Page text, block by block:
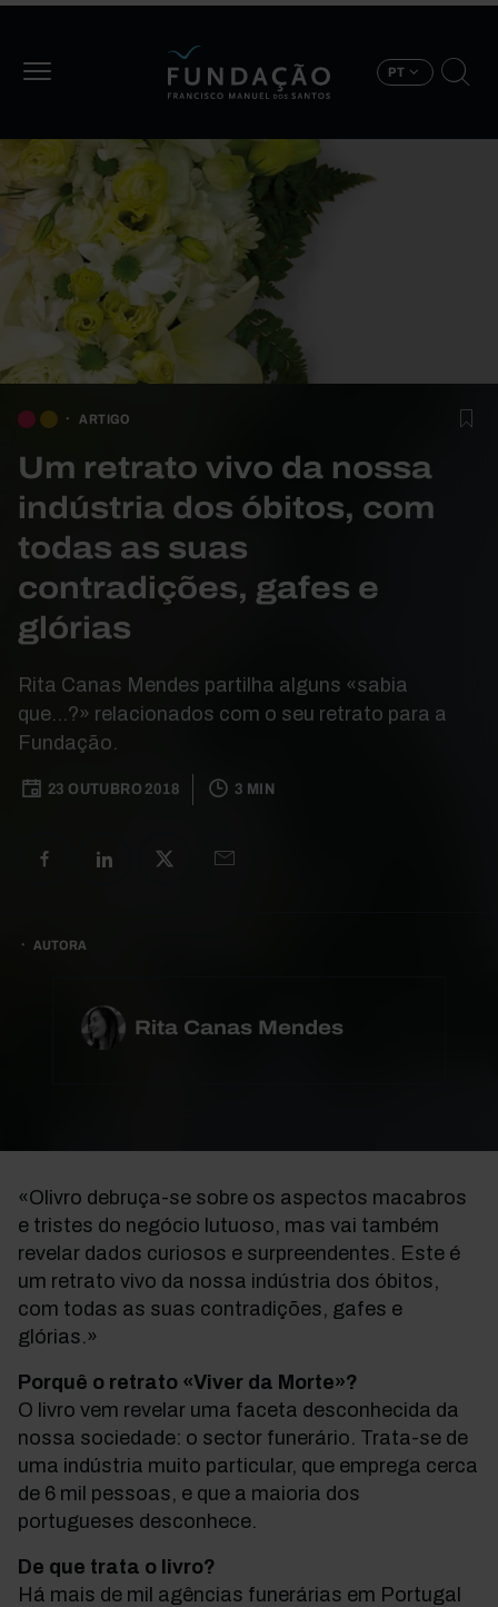
PT
ARTIGO
Um retrato vivo da nossa
indústria dos óbitos, com
todas as suas
contradições, gafes e
glórias
Rita Canas Mendes partilha alguns «sabia
que...?» relacionados com o seu retrato para a
Fundação.
23 OUTUBRO 2018 3 MIN
AUTORA
Rita Canas Mendes
«Olivro debruça-se sobre os aspectos macabros
e tristes do negócio lutuoso, mas vai também
revelar dados curiosos e surpreendentes. Este é
um retrato vivo da nossa indústria dos óbitos,
com todas as suas contradições, gafes e
glórias.»
Porquê o retrato «Viver da Morte»?
O livro vem revelar uma faceta desconhecida da
nossa sociedade: o sector funerário. Trata-se de
uma indústria muito particular, que emprega cerca
de 6 mil pessoas, e que a maioria dos
portugueses desconhece.
De que trata o livro?
Há mais de mil agências funerárias em Portugal